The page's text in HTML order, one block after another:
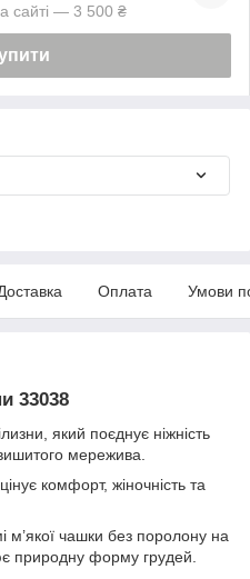
сайті — 3 500 ₴
Оплата Умови
33038
який поєднує ніжність
мережива.
комфорт, жіночність та
м’якої чашки без поролону на
природну форму грудей.